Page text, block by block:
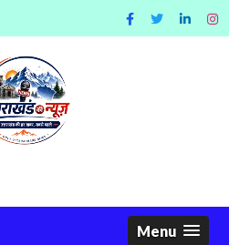
Menu